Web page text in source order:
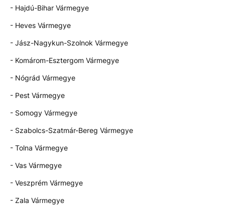
- Hajdú-Bihar Vármegye
- Heves Vármegye
- Jász-Nagykun-Szolnok Vármegye
- Komárom-Esztergom Vármegye
- Nógrád Vármegye
- Pest Vármegye
- Somogy Vármegye
- Szabolcs-Szatmár-Bereg Vármegye
- Tolna Vármegye
- Vas Vármegye
- Veszprém Vármegye
- Zala Vármegye